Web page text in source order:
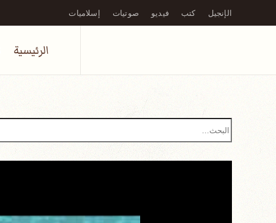
Skip to main content
الإنجيل كتب فيديو صوتيات إسلاميات
الرئيسية